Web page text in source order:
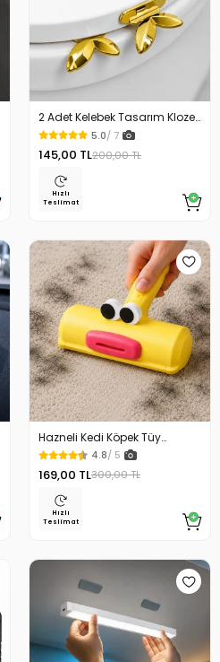
2 Adet Kelebek Tasarım Klozet
Kaldırma Aparatı Gold Renk
5.0/ 7
145,00 TL200,00 TL
Hızlı
Teslimat
Hazneli Kedi Köpek Tüy
Temizleyici Kıl Toplayıcı Ördek
Tasarımlı
4.8/ 5
169,00 TL300,00 TL
Hızlı
Teslimat